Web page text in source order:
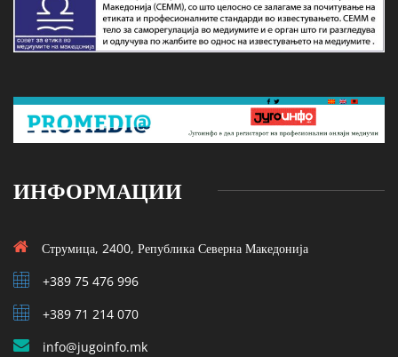
ИНФОРМАЦИИ
Струмица, 2400, Република Северна Македонија
+389 75 476 996
+389 71 214 070
info@jugoinfo.mk